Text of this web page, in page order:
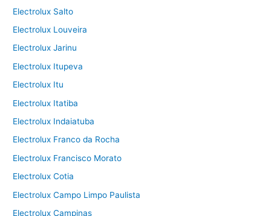
Electrolux Salto
Electrolux Louveira
Electrolux Jarinu
Electrolux Itupeva
Electrolux Itu
Electrolux Itatiba
Electrolux Indaiatuba
Electrolux Franco da Rocha
Electrolux Francisco Morato
Electrolux Cotia
Electrolux Campo Limpo Paulista
Electrolux Campinas